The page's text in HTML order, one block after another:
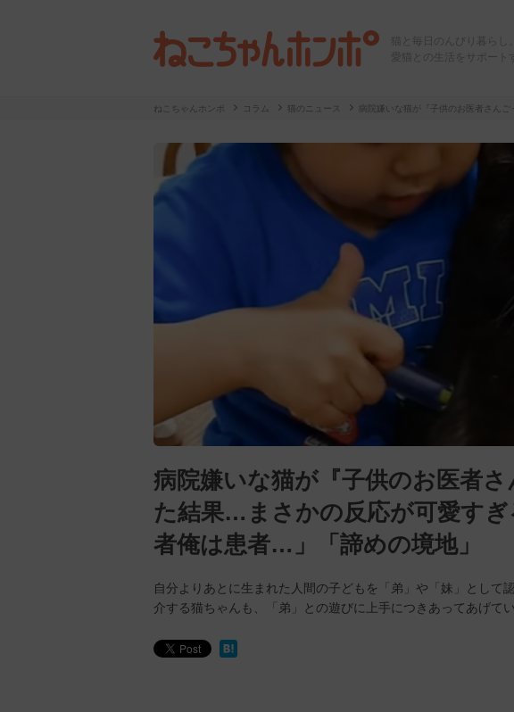
猫と毎日のんびり暮らし。
愛猫との生活をサポート
ねこちゃんホンポ コラム 猫のニュース 病院嫌いな猫が『子供のお医者さん
病院嫌いな猫が『子供のお医者
た結果…まさかの反応が可愛すぎ
者俺は患者…」「諦めの境地」
自分よりあとに生まれた人間の子どもを「弟」や「妹」として
介する猫ちゃんも、「弟」との遊びに上手につきあってあげて